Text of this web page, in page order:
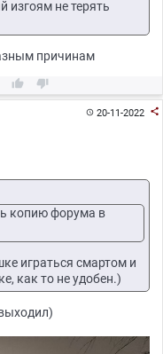
изгоям не терять
причинам
 
20-11-2022 
копию форума в
играться смартом и
как то не удобен.)